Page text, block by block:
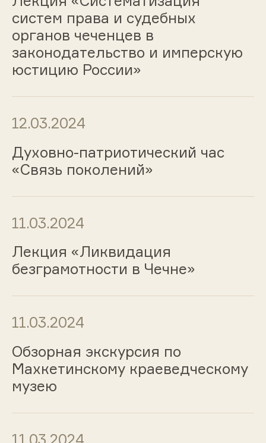
систем права и судебных
органов чеченцев в
законодательство и имперскую
юстицию России»
12.03.2024
Духовно-патриотический час
«Связь поколений»
11.03.2024
Лекция «Ликвидация
безграмотности в Чечне»
11.03.2024
Обзорная экскурсия по
Махкетинскому краеведческому
музею
11.03.2024